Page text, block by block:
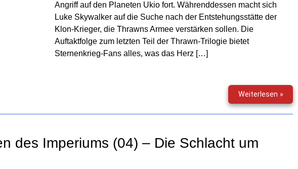
Angriff auf den Planeten Ukio fort. Währenddessen macht sich
Luke Skywalker auf die Suche nach der Entstehungsstätte der
Klon-Krieger, die Thrawns Armee verstärken sollen. Die
Auftaktfolge zum letzten Teil der Thrawn-Trilogie bietet
Sternenkrieg-Fans alles, was das Herz […]
Weiterlesen »Star
Wars
–
des Imperiums (04) – Die Schlacht um